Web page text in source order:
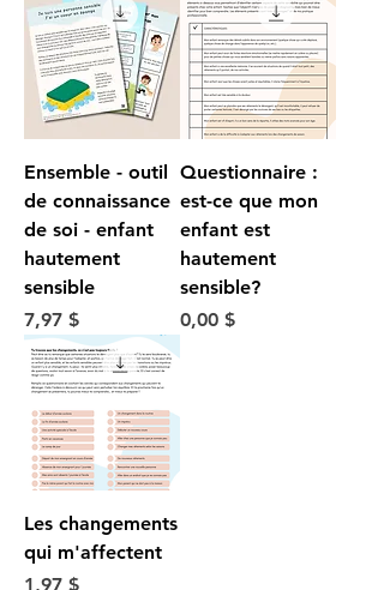
Ensemble - outil
de connaissance
de soi - enfant
hautement
sensible
Prix
7,97 $
Questionnaire :
est-ce que mon
enfant est
hautement
sensible?
Prix
0,00 $
Les changements
qui m'affectent
Prix
1,97 $